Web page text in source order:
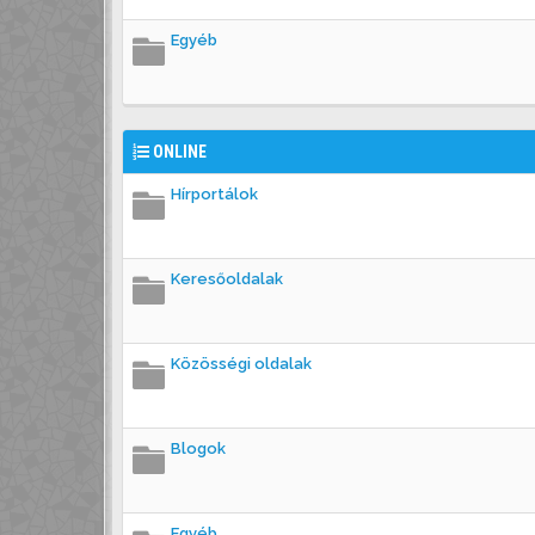
Egyéb
ONLINE
Hírportálok
Keresőoldalak
Közösségi oldalak
Blogok